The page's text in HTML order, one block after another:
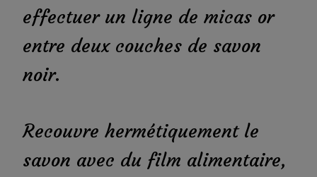
effectuer un ligne de micas or
entre deux couches de savon
noir.
Recouvre hermétiquement le
savon avec du film alimentaire,